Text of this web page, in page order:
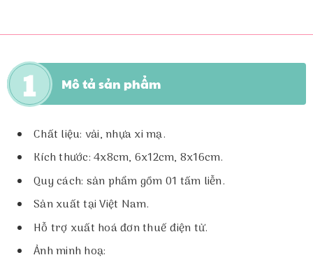
Mô tả sản phẩm
Chất liệu: vải, nhựa xi mạ.
Kích thước: 4x8cm, 6x12cm, 8x16cm.
Quy cách: sản phẩm gồm 01 tấm liễn.
Sản xuất tại Việt Nam.
Hỗ trợ xuất hoá đơn thuế điện tử.
Ảnh minh hoạ: